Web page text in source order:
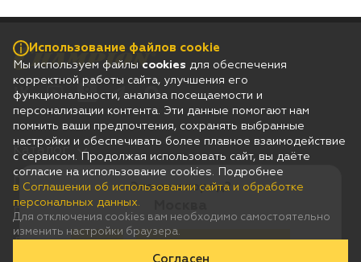
Это ваш город?
Гарантия
Покупателям
Дилерам
Каталог
Использование файлов cookie
Мы используем файлы cookies для обеспечения
корректной работы сайта, улучшения его
функциональности, анализа посещаемости и
персонализации контента. Эти данные помогают нам
помнить ваши предпочтения, сохранять выбранные
настройки и обеспечивать более плавное взаимодействие
с сервисом. Продолжая использовать сайт, вы даёте
согласие на использование cookies. Подробнее
в Соглашении об использовании сайта и обработке
персональных данных.
Для отключения cookies вам необходимо самостоятельно
изменить настройки браузера.
Согласен